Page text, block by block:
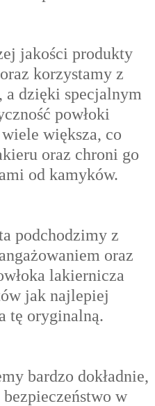
jakości produkty
korzystamy z
a dzięki specjalnym
powłoki
większa, co
oraz chroni go
od kamyków.
podchodzimy z
oraz
lakiernicza
jak najlepiej
tę oryginalną.
bardzo dokładnie,
w